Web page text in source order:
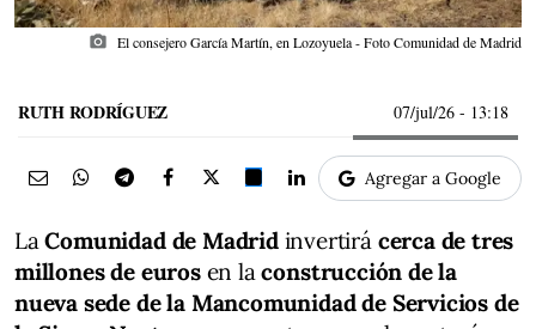
photo_camera El consejero García Martín, en Lozoyuela - Foto Comunidad de Madrid
RUTH RODRÍGUEZ 07/jul/26 - 13:18
Agregar a Google
LaComunidad de Madridinvertirá cerca de tres
millones de eurosen laconstrucción de la
nueva sede de la Mancomunidad de Servicios de